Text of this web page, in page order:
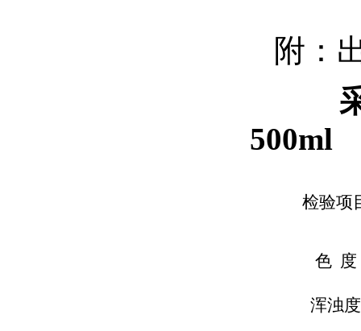
附：
500ml
检验项
色 度
浑浊度